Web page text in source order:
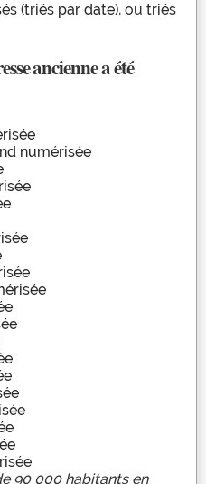
(triés par date), ou triés
ancienne a été
numérisée
90 000 habitants en